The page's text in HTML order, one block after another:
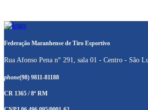
Federação Maranhense de Tiro Esportivo
Rua Afonso Pena n° 291, sala 01 - Centro - São
phone(98) 9811-81188
CR 1365 / 8ª RM